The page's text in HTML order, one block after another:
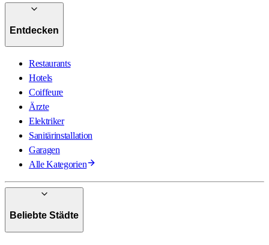
Entdecken
Restaurants
Hotels
Coiffeure
Ärzte
Elektriker
Sanitärinstallation
Garagen
Alle Kategorien
Beliebte Städte